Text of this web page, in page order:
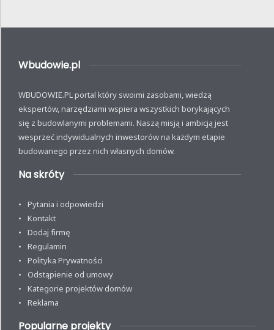
Wbudowie.pl
WBUDOWIE.PL portal który swoimi zasobami, wiedzą
ekspertów, narzędziami wspiera wszystkich borykających
się z budowlanymi problemami. Naszą misją i ambicją jest
wesprzeć indywidualnych inwestorów na każdym etapie
budowanego przez nich własnych domów.
Na skróty
Pytania i odpowiedzi
Kontakt
Dodaj firmę
Regulamin
Polityka Prywatności
Odstąpienie od umowy
Kategorie projektów domów
Reklama
Popularne projekty